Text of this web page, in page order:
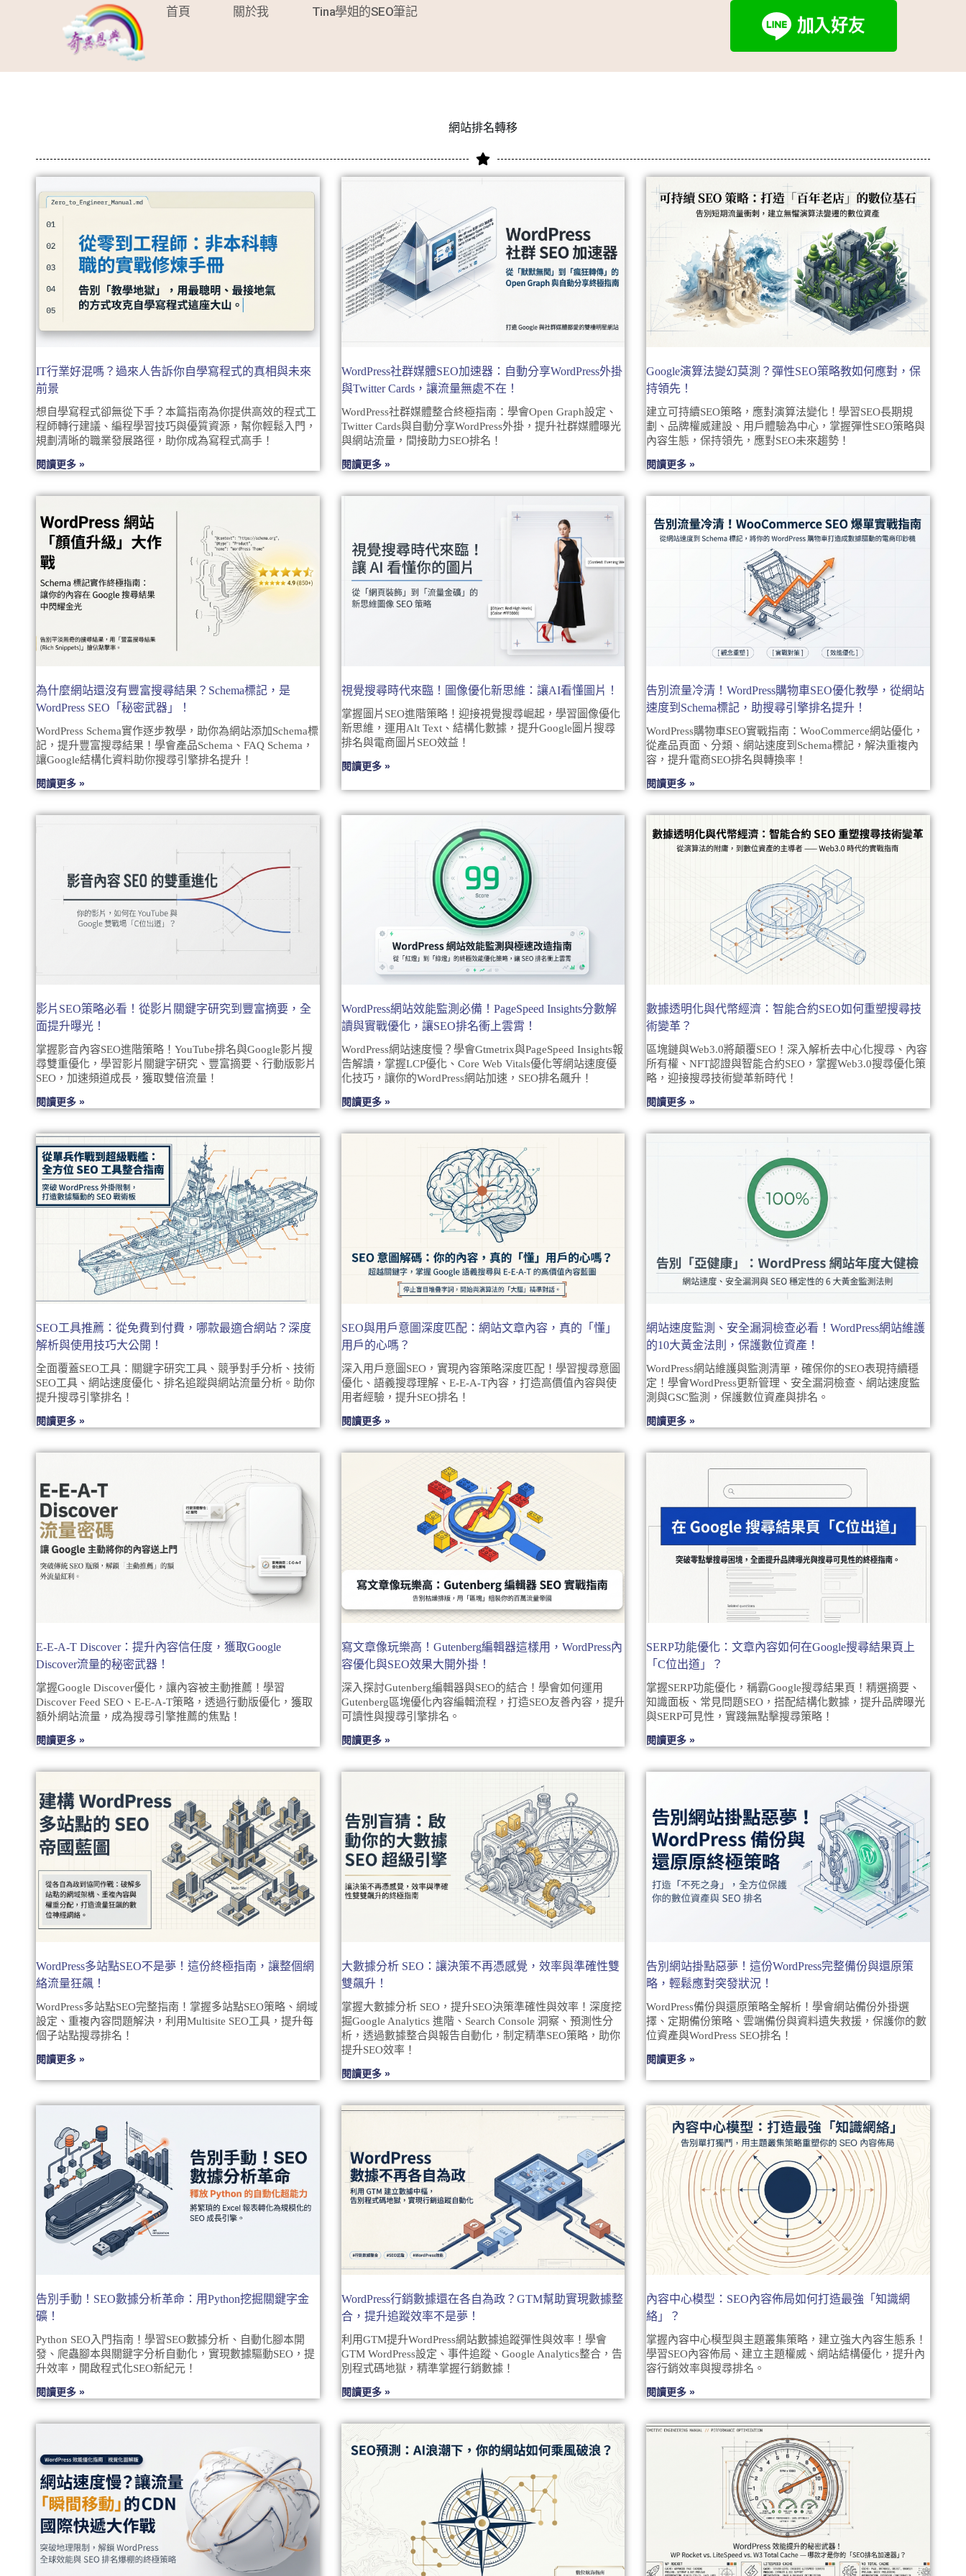
首頁 關於我 Tina學姐的SEO筆記
網站排名轉移
IT行業好混嗎？過來人告訴你自學寫程式的真相與未來
前景
想自學寫程式卻無從下手？本篇指南為你提供高效的程式工
程師轉行建議、編程學習技巧與優質資源，幫你輕鬆入門，
規劃清晰的職業發展路徑，助你成為寫程式高手！
閱讀更多 »
WordPress社群媒體SEO加速器：自動分享WordPress外掛
與Twitter Cards，讓流量無處不在！
WordPress社群媒體整合終極指南：學會Open Graph設定、
Twitter Cards與自動分享WordPress外掛，提升社群媒體曝光
與網站流量，間接助力SEO排名！
閱讀更多 »
Google演算法變幻莫測？彈性SEO策略教如何應對，保
持領先！
建立可持續SEO策略，應對演算法變化！學習SEO長期規
劃、品牌權威建設、用戶體驗為中心，掌握彈性SEO策略與
內容生態，保持領先，應對SEO未來趨勢！
閱讀更多 »
為什麼網站還沒有豐富搜尋結果？Schema標記，是
WordPress SEO「秘密武器」！
WordPress Schema實作逐步教學，助你為網站添加Schema標
記，提升豐富搜尋結果！學會產品Schema、FAQ Schema，
讓Google結構化資料助你搜尋引擎排名提升！
閱讀更多 »
視覺搜尋時代來臨！圖像優化新思維：讓AI看懂圖片！
掌握圖片SEO進階策略！迎接視覺搜尋崛起，學習圖像優化
新思維，運用Alt Text、結構化數據，提升Google圖片搜尋
排名與電商圖片SEO效益！
閱讀更多 »
告別流量冷清！WordPress購物車SEO優化教學，從網站
速度到Schema標記，助搜尋引擎排名提升！
WordPress購物車SEO實戰指南：WooCommerce網站優化，
從產品頁面、分類、網站速度到Schema標記，解決重複內
容，提升電商SEO排名與轉換率！
閱讀更多 »
影片SEO策略必看！從影片關鍵字研究到豐富摘要，全
面提升曝光！
掌握影音內容SEO進階策略！YouTube排名與Google影片搜
尋雙重優化，學習影片關鍵字研究、豐富摘要、行動版影片
SEO，加速頻道成長，獲取雙倍流量！
閱讀更多 »
WordPress網站效能監測必備！PageSpeed Insights分數解
讀與實戰優化，讓SEO排名衝上雲霄！
WordPress網站速度慢？學會Gtmetrix與PageSpeed Insights報
告解讀，掌握LCP優化、Core Web Vitals優化等網站速度優
化技巧，讓你的WordPress網站加速，SEO排名飆升！
閱讀更多 »
數據透明化與代幣經濟：智能合約SEO如何重塑搜尋技
術變革？
區塊鏈與Web3.0將顛覆SEO！深入解析去中心化搜尋、內容
所有權、NFT認證與智能合約SEO，掌握Web3.0搜尋優化策
略，迎接搜尋技術變革新時代！
閱讀更多 »
SEO工具推薦：從免費到付費，哪款最適合網站？深度
解析與使用技巧大公開！
全面覆蓋SEO工具：關鍵字研究工具、競爭對手分析、技術
SEO工具、網站速度優化、排名追蹤與網站流量分析。助你
提升搜尋引擎排名！
閱讀更多 »
SEO與用戶意圖深度匹配：網站文章內容，真的「懂」
用戶的心嗎？
深入用戶意圖SEO，實現內容策略深度匹配！學習搜尋意圖
優化、語義搜尋理解、E-E-A-T內容，打造高價值內容與使
用者經驗，提升SEO排名！
閱讀更多 »
網站速度監測、安全漏洞檢查必看！WordPress網站維護
的10大黃金法則，保護數位資產！
WordPress網站維護與監測清單，確保你的SEO表現持續穩
定！學會WordPress更新管理、安全漏洞檢查、網站速度監
測與GSC監測，保護數位資產與排名。
閱讀更多 »
E-E-A-T Discover：提升內容信任度，獲取Google
Discover流量的秘密武器！
掌握Google Discover優化，讓內容被主動推薦！學習
Discover Feed SEO、E-E-A-T策略，透過行動版優化，獲取
額外網站流量，成為搜尋引擎推薦的焦點！
閱讀更多 »
寫文章像玩樂高！Gutenberg編輯器這樣用，WordPress內
容優化與SEO效果大開外掛！
深入探討Gutenberg編輯器與SEO的結合！學會如何運用
Gutenberg區塊優化內容編輯流程，打造SEO友善內容，提升
可讀性與搜尋引擎排名。
閱讀更多 »
SERP功能優化：文章內容如何在Google搜尋結果頁上
「C位出道」？
掌握SERP功能優化，稱霸Google搜尋結果頁！精選摘要、
知識面板、常見問題SEO，搭配結構化數據，提升品牌曝光
與SERP可見性，實踐無點擊搜尋策略！
閱讀更多 »
WordPress多站點SEO不是夢！這份終極指南，讓整個網
絡流量狂飆！
WordPress多站點SEO完整指南！掌握多站點SEO策略、網域
設定、重複內容問題解決，利用Multisite SEO工具，提升每
個子站點搜尋排名！
閱讀更多 »
大數據分析 SEO：讓決策不再憑感覺，效率與準確性雙
雙飆升！
掌握大數據分析 SEO，提升SEO決策準確性與效率！深度挖
掘Google Analytics 進階、Search Console 洞察、預測性分
析，透過數據整合與報告自動化，制定精準SEO策略，助你
提升SEO效率！
閱讀更多 »
告別網站掛點惡夢！這份WordPress完整備份與還原策
略，輕鬆應對突發狀況！
WordPress備份與還原策略全解析！學會網站備份外掛選
擇、定期備份策略、雲端備份與資料遺失救援，保護你的數
位資產與WordPress SEO排名！
閱讀更多 »
告別手動！SEO數據分析革命：用Python挖掘關鍵字金
礦！
Python SEO入門指南！學習SEO數據分析、自動化腳本開
發、爬蟲腳本與關鍵字分析自動化，實現數據驅動SEO，提
升效率，開啟程式化SEO新紀元！
閱讀更多 »
WordPress行銷數據還在各自為政？GTM幫助實現數據整
合，提升追蹤效率不是夢！
利用GTM提升WordPress網站數據追蹤彈性與效率！學會
GTM WordPress設定、事件追蹤、Google Analytics整合，告
別程式碼地獄，精準掌握行銷數據！
閱讀更多 »
內容中心模型：SEO內容佈局如何打造最強「知識網
絡」？
掌握內容中心模型與主題叢集策略，建立強大內容生態系！
學習SEO內容佈局、建立主題權威、網站結構優化，提升內
容行銷效率與搜尋排名。
閱讀更多 »